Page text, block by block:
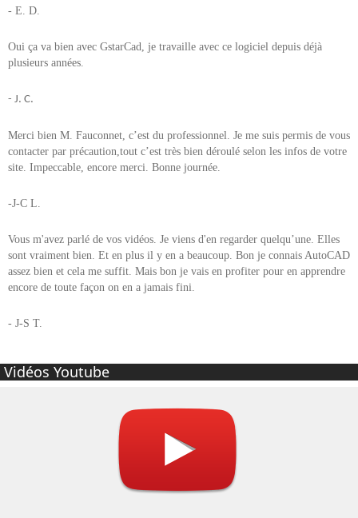
- E. D.
Oui ça va bien avec GstarCad, je travaille avec ce logiciel depuis déjà
plusieurs années.
- J. C.
Merci bien M. Fauconnet, c’est du professionnel. Je me suis permis de vous
contacter par précaution,tout c’est très bien déroulé selon les infos de votre
site. Impeccable, encore merci. Bonne journée.
-J-C L.
Vous m'avez parlé de vos vidéos. Je viens d'en regarder quelqu’une. Elles
sont vraiment bien. Et en plus il y en a beaucoup. Bon je connais AutoCAD
assez bien et cela me suffit. Mais bon je vais en profiter pour en apprendre
encore de toute façon on en a jamais fini.
- J-S T.
Vidéos Youtube